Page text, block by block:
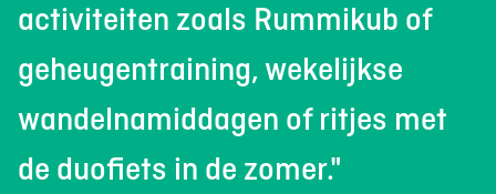
activiteiten zoals Rummikub of
geheugentraining, wekelijkse
wandelnamiddagen of ritjes met
de duofiets in de zomer."